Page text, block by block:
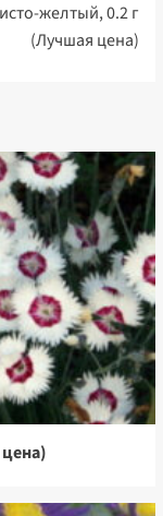
желтый, 0.2 г
(Лучшая цена)